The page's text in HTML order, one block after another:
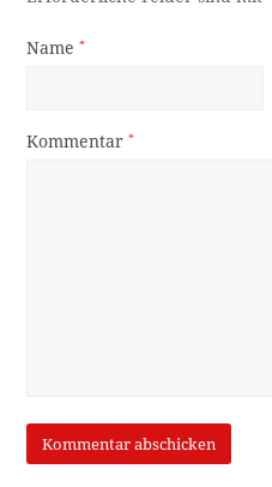
Name*
Kommentar*